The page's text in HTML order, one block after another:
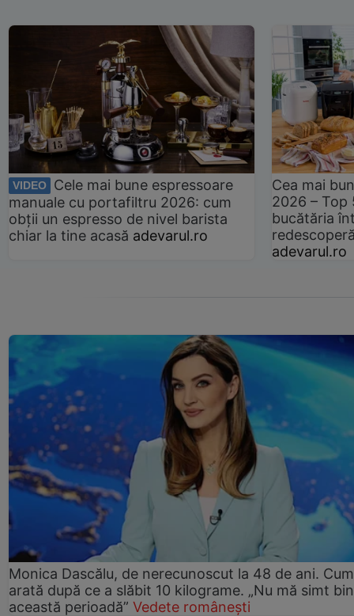
VIDEO
Cele mai bune espressoare
manuale cu portafiltru 2026: cum
obții un espresso de nivel barista
chiar la tine acasă adevarul.ro
Cea mai
2026 –
bucătăria
adevarul.ro
Monica Dascălu, de nerecunoscut la 48 de ani. Cum
arată după ce a slăbit 10 kilograme. „Nu mă simt
această perioadă” Vedete românești